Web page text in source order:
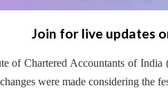
Join for live updates
of Chartered Accountants of
were made considering the